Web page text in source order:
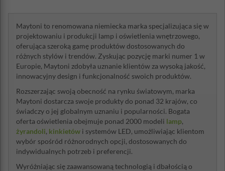
Maytoni to renomowana niemiecka marka specjalizująca się w
projektowaniu i produkcji lamp i oświetlenia wnętrzowego,
oferująca szeroką gamę produktów dostosowanych do
różnych stylów i trendów. Zyskując pozycję marki numer 1 w
Europie, Maytoni zdobyła uznanie klientów za wysoką jakość,
innowacyjny design i funkcjonalność swoich produktów.
Rozszerzając swoją obecność na rynku światowym, marka
Maytoni dostarcza swoje produkty do ponad 32 krajów, co
świadczy o jej globalnym uznaniu i popularności. Bogata
oferta oświetlenia obejmuje ponad 2000 modeli lamp,
żyrandoli, kinkietów i systemów LED, umożliwiając klientom
wybór spośród różnorodnych opcji, dostosowanych do
indywidualnych potrzeb i preferencji.
Wyróżniając się zaawansowaną technologią i dbałością o